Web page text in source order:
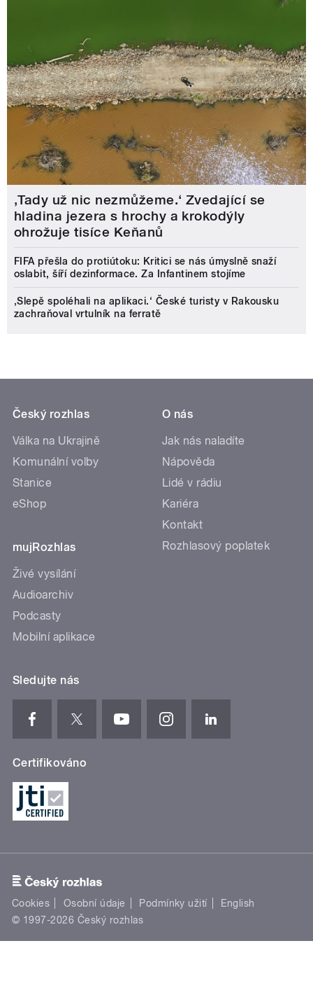
‚Tady už nic nezmůžeme.‘ Zvedající se
hladina jezera s hrochy a krokodýly
ohrožuje tisíce Keňanů
FIFA přešla do protiútoku: Kritici se nás úmyslně snaží
oslabit, šíří dezinformace. Za Infantinem stojíme
‚Slepě spoléhali na aplikaci.‘ České turisty v Rakousku
zachraňoval vrtulník na ferratě
Český rozhlas
Válka na Ukrajině
Komunální volby
Stanice
eShop
mujRozhlas
Živé vysílání
Audioarchiv
Podcasty
Mobilní aplikace
O nás
Jak nás naladíte
Nápověda
Lidé v rádiu
Kariéra
Kontakt
Rozhlasový poplatek
Sledujte nás
Certifikováno
Cookies Osobní údaje Podmínky užití
English
© 1997-2026 Český rozhlas